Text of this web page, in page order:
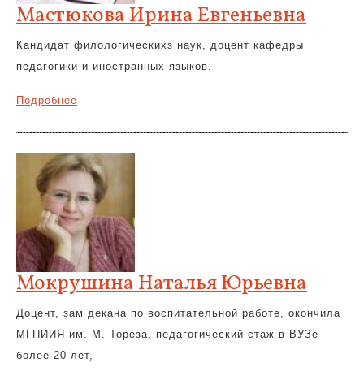
Мастюкова Ирина Евгеньевна
Кандидат филологическихз наук, доцент кафедры
педагогики и иностранных языков.
Подробнее
Мокрушина Наталья Юрьевна
Доцент, зам декана по воспитательной работе, окончила
МГПИИЯ им. М. Тореза, педагогический стаж в ВУЗе
более 20 лет,